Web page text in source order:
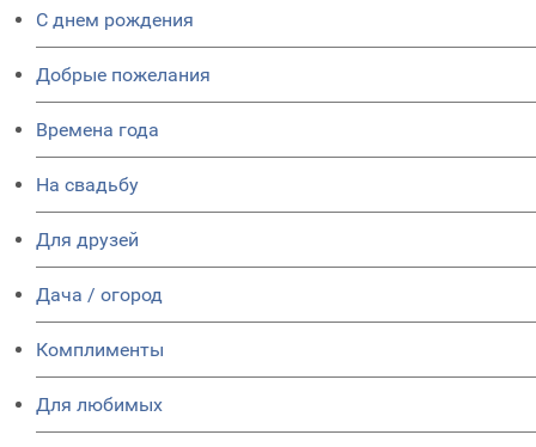
C днем рождения
Добрые пожелания
Времена года
На свадьбу
Для друзей
Дача / огород
Комплименты
Для любимых